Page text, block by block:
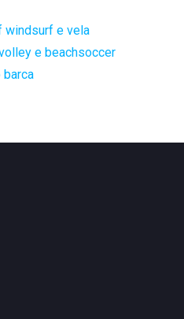
windsurf e vela
e beachsoccer